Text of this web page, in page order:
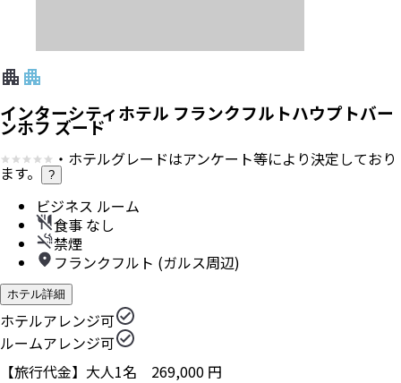
インターシティホテル フランクフルトハウプトバー
ンホフ ズード
・ホテルグレードはアンケート等により決定しており
ます。 ?
ビジネス ルーム
食事 なし
禁煙
フランクフルト (ガルス周辺)
ホテル詳細
ホテルアレンジ可
ルームアレンジ可
【旅行代金】大人1名 269,000 円